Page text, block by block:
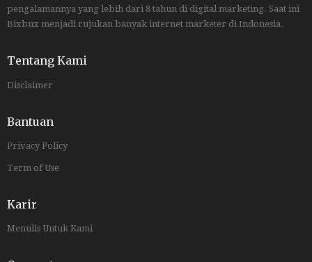
pengalamannya yang lebih dari 8 tahun di digital marketing. Saat ini
Bixbux menjadi rujukan banyak internet marketer di Indonesia.
Tentang Kami
Disclaimer
Bantuan
Privacy Policy
Term of Use
Karir
Menulis Untuk Kami